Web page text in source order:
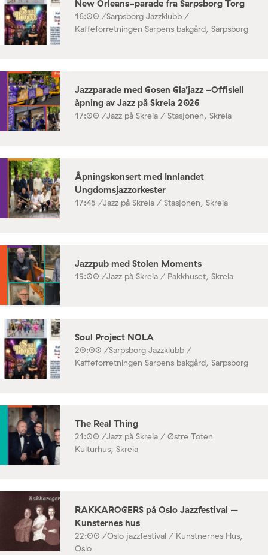
New Orleans-parade fra Sarpsborg Torg
16:00 /Sarpsborg Jazzklubb /
Kaffeforretningen Sarpens bakgård, Sarpsborg
Jazzparade med Gosen Gla’jazz -Offisiell
åpning av Jazz på Skreia 2026
17:00 /Jazz på Skreia / Stasjonen, Skreia
Åpningskonsert med Innlandet
Ungdomsjazzorkester
17:45 /Jazz på Skreia / Stasjonen, Skreia
Jazzpub med Stolen Moments
19:00 /Jazz på Skreia / Pakkhuset, Skreia
Soul Project NOLA
20:00 /Sarpsborg Jazzklubb /
Kaffeforretningen Sarpens bakgård, Sarpsborg
The Real Thing
21:00 /Jazz på Skreia / Østre Toten
Kulturhus, Skreia
RAKKAROGERS på Oslo Jazzfestival –
Kunsternes hus
22:00 /Oslo jazzfestival / Kunstnernes Hus,
Oslo